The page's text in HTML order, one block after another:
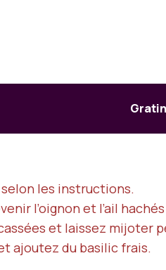
les instructions.
l’oignon et l’ail
et laissez mijoter
ajoutez du basilic frais.